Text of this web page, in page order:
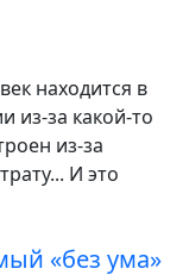
находится в
из-за какой-то
из-за
И это
«без ума»